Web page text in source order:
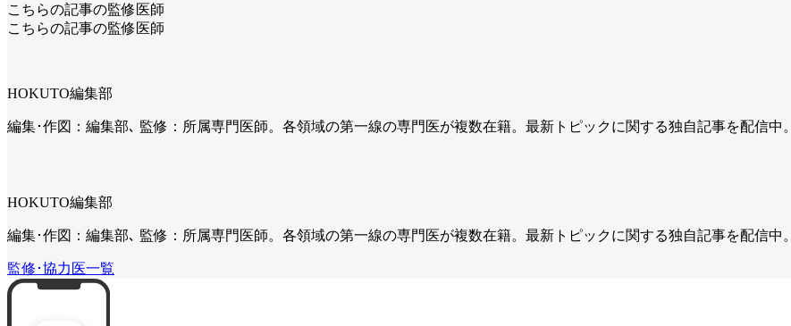
こちらの記事の監修医師
こちらの記事の監修医師
HOKUTO編集部
編集･作図：編集部､ 監修：所属専門医師。各領域の第一線の専門医が複数在籍。最新トピックに関する独自記事を配信中。
HOKUTO編集部
編集･作図：編集部､ 監修：所属専門医師。各領域の第一線の専門医が複数在籍。最新トピックに関する独自記事を配信中。
監修･協力医一覧